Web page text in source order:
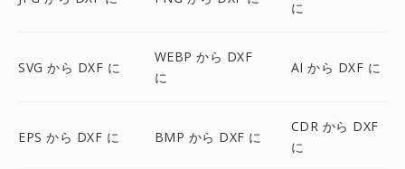
に
SVG から DXF に
WEBP から DXF
に
AI から DXF に
EPS から DXF に BMP から DXF に
CDR から DXF
に